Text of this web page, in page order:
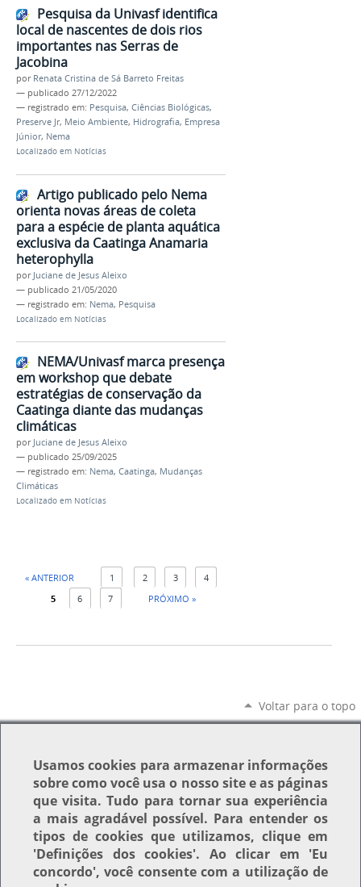
Pesquisa da Univasf identifica
local de nascentes de dois rios
importantes nas Serras de
Jacobina
por Renata Cristina de Sá Barreto Freitas
— publicado 27/12/2022
— registrado em: Pesquisa, Ciências Biológicas,
Preserve Jr, Meio Ambiente, Hidrografia, Empresa
Júnior, Nema
Localizado em Notícias
Artigo publicado pelo Nema
orienta novas áreas de coleta
para a espécie de planta aquática
exclusiva da Caatinga Anamaria
heterophylla
por Juciane de Jesus Aleixo
— publicado 21/05/2020
— registrado em: Nema, Pesquisa
Localizado em Notícias
NEMA/Univasf marca presença
em workshop que debate
estratégias de conservação da
Caatinga diante das mudanças
climáticas
por Juciane de Jesus Aleixo
— publicado 25/09/2025
— registrado em: Nema, Caatinga, Mudanças
Climáticas
Localizado em Notícias
« ANTERIOR 1 2 3
4
5
6 7 PRÓXIMO »
Voltar para o topo
Usamoscookies para armazenar informações
sobre como você usa o nosso site e as páginas
que visita. Tudo para tornar sua experiência
a mais agradável possível. Para entender os
tipos de cookies que utilizamos, clique em
'Definições dos cookies'. Ao clicar em 'Eu
concordo', você consente com a utilização de